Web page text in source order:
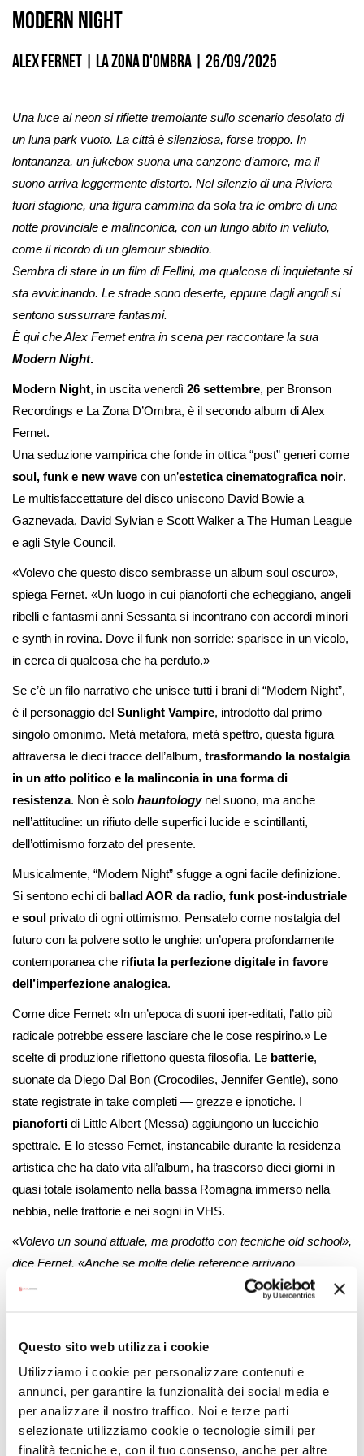
Questo sito web utilizza i cookie
Utilizziamo i cookie per personalizzare contenuti e
annunci, per garantire la funzionalità dei social media e
per analizzare il nostro traffico. Noi e terze parti
selezionate utilizziamo cookie o tecnologie simili per
finalità tecniche e, con il tuo consenso, anche per altre
MODERN NIGHT
Alex Fernet | La zona d'ombra | 26/09/2025
Una luce al neon si riflette tremolante sullo scenario desolato di
un luna park vuoto. La città è silenziosa, forse troppo. In
lontananza, un jukebox suona una canzone d’amore, ma il
suono arriva leggermente distorto. Nel silenzio di una Riviera
fuori stagione, una figura cammina da sola tra le ombre di una
notte provinciale e malinconica, con un lungo abito in velluto,
come il ricordo di un glamour sbiadito.
Sembra di stare in un film di Fellini, ma qualcosa di inquietante si
sta avvicinando. Le strade sono deserte, eppure dagli angoli si
sentono sussurrare fantasmi.
È qui che Alex Fernet entra in scena per raccontare la sua
Modern Night.
Modern Night, in uscita venerdì 26 settembre, per Bronson
Recordings e La Zona D’Ombra, è il secondo album di Alex
Fernet.
Una seduzione vampirica che fonde in ottica “post” generi come
soul, funk e new wave con un’estetica cinematografica noir.
Le multisfaccettature del disco uniscono David Bowie a
Gaznevada, David Sylvian e Scott Walker a The Human League
e agli Style Council.
«Volevo che questo disco sembrasse un album soul oscuro»,
spiega Fernet. «Un luogo in cui pianoforti che echeggiano, angeli
ribelli e fantasmi anni Sessanta si incontrano con accordi minori
e synth in rovina. Dove il funk non sorride: sparisce in un vicolo,
in cerca di qualcosa che ha perduto.»
Se c’è un filo narrativo che unisce tutti i brani di “Modern Night”,
è il personaggio del Sunlight Vampire, introdotto dal primo
singolo omonimo. Metà metafora, metà spettro, questa figura
attraversa le dieci tracce dell’album, trasformando la nostalgia
in un atto politico e la malinconia in una forma di
resistenza. Non è solo hauntology nel suono, ma anche
nell’attitudine: un rifiuto delle superfici lucide e scintillanti,
dell’ottimismo forzato del presente.
Musicalmente, “Modern Night” sfugge a ogni facile definizione.
Si sentono echi di ballad AOR da radio, funk post-industriale
e soul privato di ogni ottimismo. Pensatelo come nostalgia del
futuro con la polvere sotto le unghie: un’opera profondamente
contemporanea che rifiuta la perfezione digitale in favore
dell’imperfezione analogica.
Come dice Fernet: «In un’epoca di suoni iper-editati, l’atto più
radicale potrebbe essere lasciare che le cose respirino.» Le
scelte di produzione riflettono questa filosofia. Le batterie,
suonate da Diego Dal Bon (Crocodiles, Jennifer Gentle), sono
state registrate in take completi — grezze e ipnotiche. I
pianoforti di Little Albert (Messa) aggiungono un luccichio
spettrale. E lo stesso Fernet, instancabile durante la residenza
artistica che ha dato vita all’album, ha trascorso dieci giorni in
quasi totale isolamento nella bassa Romagna immerso nella
nebbia, nelle trattorie e nei sogni in VHS.
«Volevo un sound attuale, ma prodotto con tecniche old school»,
dice Fernet. «Anche se molte delle reference arrivano
effettivamente dal passato», continua, «la loro combinazione e
dell’alienazione, un disco funk sui fantasmi, un album soul
solitudine.
un LP che gli appartiene completamente.